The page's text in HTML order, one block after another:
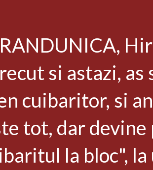
RANDUNICA,
si astazi, as
cuibaritor, si
tot, dar
la bloc",